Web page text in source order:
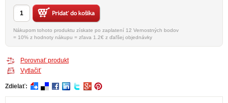
Nákupom tohoto produktu získate po zaplatení 12 Vernostných bodov
= 10% z hodnoty nákupu = zľava 1.2€ z ďaľšej objednávky
Porovnať produkt
Vytlačiť
Zdielať: